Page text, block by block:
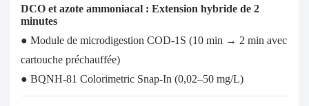
DCO et azote ammoniacal : Extension hybride de 2
minutes
● Module de microdigestion COD-1S (10 min → 2 min avec
cartouche préchauffée)
● BQNH-81 Colorimetric Snap-In (0,02–50 mg/L)